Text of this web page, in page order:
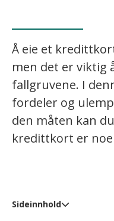
Å eie et
men det er viktig
fallgruvene. I
fordeler og
den måten kan
kredittkort er
Sideinnhold